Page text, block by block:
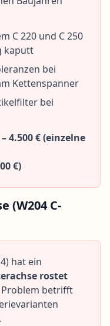
C 220 und C 250
kaputt
bei
Kettenspanner
bei
4.500 € (einzelne
€)
(W204 C-
hat ein
rostet
Problem betrifft